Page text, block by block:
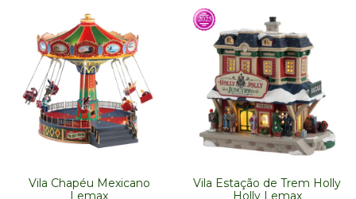
Vila Chapéu Mexicano
Vila Estação de Trem Holly